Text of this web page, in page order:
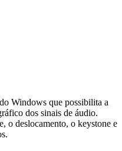
Windows que possibilita a
dos sinais de áudio.
o deslocamento, o keystone e